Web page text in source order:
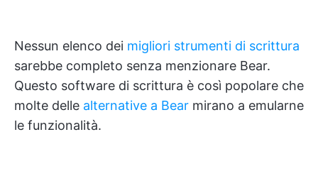
Nessun elenco dei migliori strumenti di scrittura
sarebbe completo senza menzionare Bear.
Questo software di scrittura è così popolare che
molte delle alternative a Bear mirano a emularne
le funzionalità.